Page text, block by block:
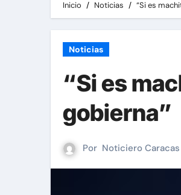
Inicio Noticias “Si es
Noticias
“Si es
gobierna”
Por Noticiero Caracas